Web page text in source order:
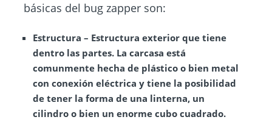
básicas del bug zapper son:
Estructura – Estructura exterior que tiene
dentro las partes. La carcasa está
comunmente hecha de plástico o bien metal
con conexión eléctrica y tiene la posibilidad
de tener la forma de una linterna, un
cilindro o bien un enorme cubo cuadrado.